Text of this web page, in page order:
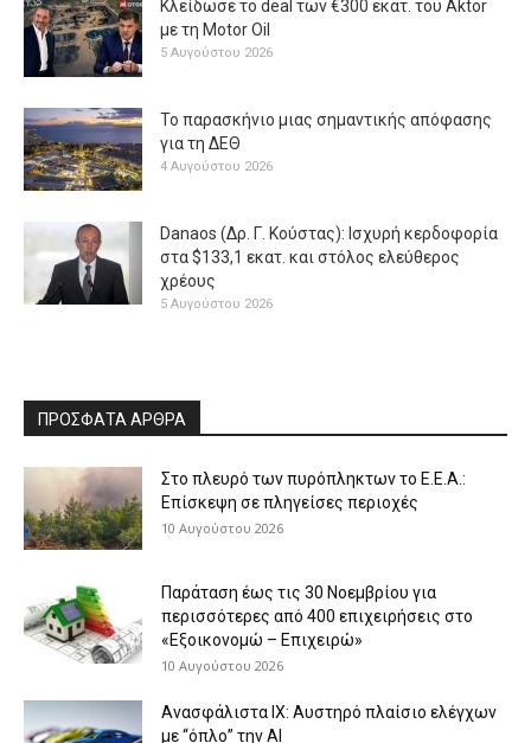
Κλείδωσε το deal των €300 εκατ. του Aktor
με τη Μotor Oil
5 Αυγούστου 2026
Το παρασκήνιο μιας σημαντικής απόφασης
για τη ΔΕΘ
4 Αυγούστου 2026
Danaos (Δρ. Γ. Κούστας): Ισχυρή κερδοφορία
στα $133,1 εκατ. και στόλος ελεύθερος
χρέους
5 Αυγούστου 2026
ΠΡΟΣΦΑΤΑ ΑΡΘΡΑ
Στο πλευρό των πυρόπληκτων το Ε.Ε.Α.:
Επίσκεψη σε πληγείσες περιοχές
10 Αυγούστου 2026
Παράταση έως τις 30 Νοεμβρίου για
περισσότερες από 400 επιχειρήσεις στο
«Εξοικονομώ – Επιχειρώ»
10 Αυγούστου 2026
Ανασφάλιστα ΙΧ: Αυστηρό πλαίσιο ελέγχων
με “όπλο” την AI